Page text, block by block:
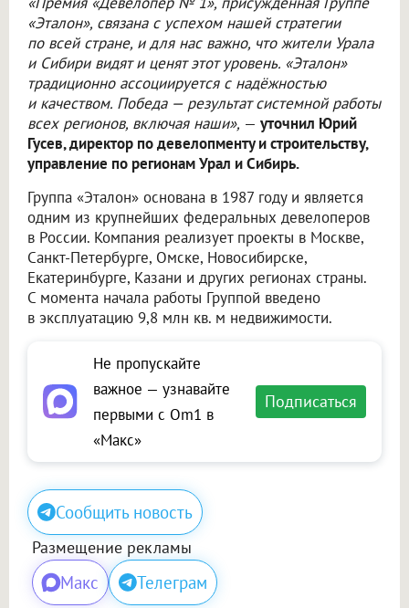
«Эталон», связана с успехом нашей стратегии
по всей стране, и для нас важно, что жители Урала
и Сибири видят и ценят этот уровень. «Эталон»
традиционно ассоциируется с надёжностью
и качеством. Победа — результат системной работы
всех регионов, включая наши», — уточнил Юрий
Гусев, директор по девелопменту и строительству,
управление по регионам Урал и Сибирь.
Группа «Эталон» основана в 1987 году и является
одним из крупнейших федеральных девелоперов
в России. Компания реализует проекты в Москве,
Санкт-Петербурге, Омске, Новосибирске,
Екатеринбурге, Казани и других регионах страны.
С момента начала работы Группой введено
в эксплуатацию 9,8 млн кв. м недвижимости.
Не пропускайте
важное — узнавайте
первыми с Om1 в
«Макс»
Подписаться
Сообщить новость
Размещение рекламы
Макс Телеграм